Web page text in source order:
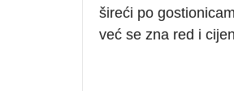
šireći po
već se zna red i